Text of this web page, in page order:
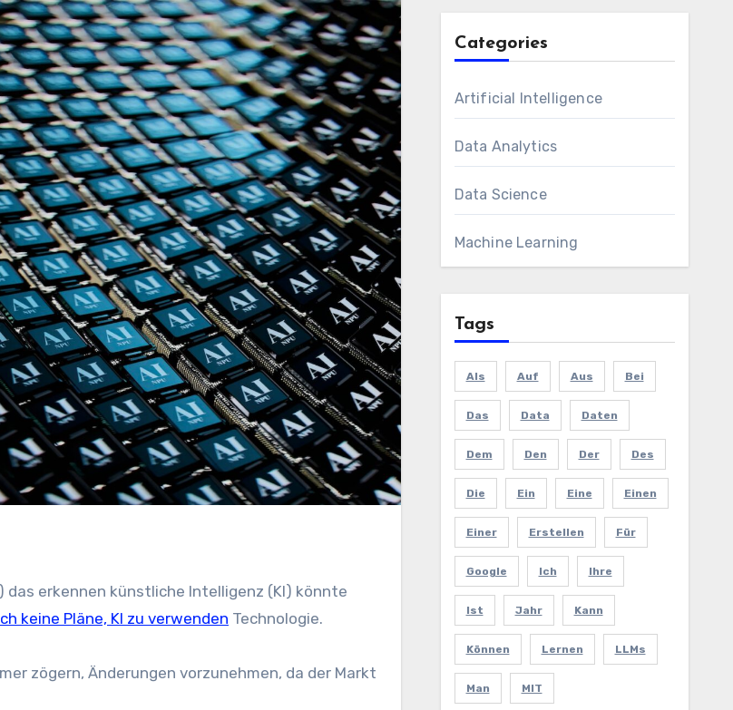
das erkennen künstliche Intelligenz (KI) könnte
keine Pläne, KI zu verwenden Technologie.
zögern, Änderungen vorzunehmen, da der Markt
Categories
Artificial Intelligence
Data Analytics
Data Science
Machine Learning
Tags
Als Auf Aus Bei
Das Data Daten
Dem Den Der Des
Die Ein Eine Einen
Einer Erstellen Für
Google Ich Ihre
Ist Jahr Kann
Können Lernen LLMs
Man MIT